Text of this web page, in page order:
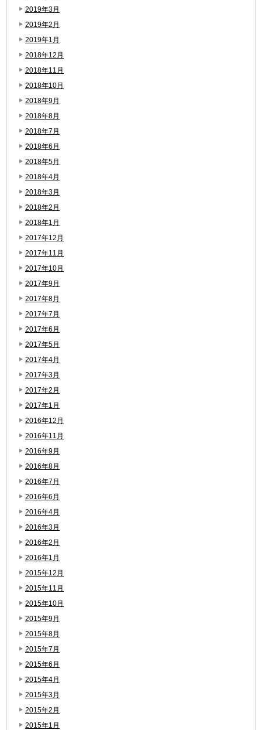
2019年3月
2019年2月
2019年1月
2018年12月
2018年11月
2018年10月
2018年9月
2018年8月
2018年7月
2018年6月
2018年5月
2018年4月
2018年3月
2018年2月
2018年1月
2017年12月
2017年11月
2017年10月
2017年9月
2017年8月
2017年7月
2017年6月
2017年5月
2017年4月
2017年3月
2017年2月
2017年1月
2016年12月
2016年11月
2016年9月
2016年8月
2016年7月
2016年6月
2016年4月
2016年3月
2016年2月
2016年1月
2015年12月
2015年11月
2015年10月
2015年9月
2015年8月
2015年7月
2015年6月
2015年4月
2015年3月
2015年2月
2015年1月